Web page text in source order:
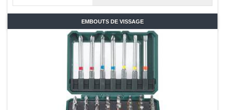
EMBOUTS DE VISSAGE